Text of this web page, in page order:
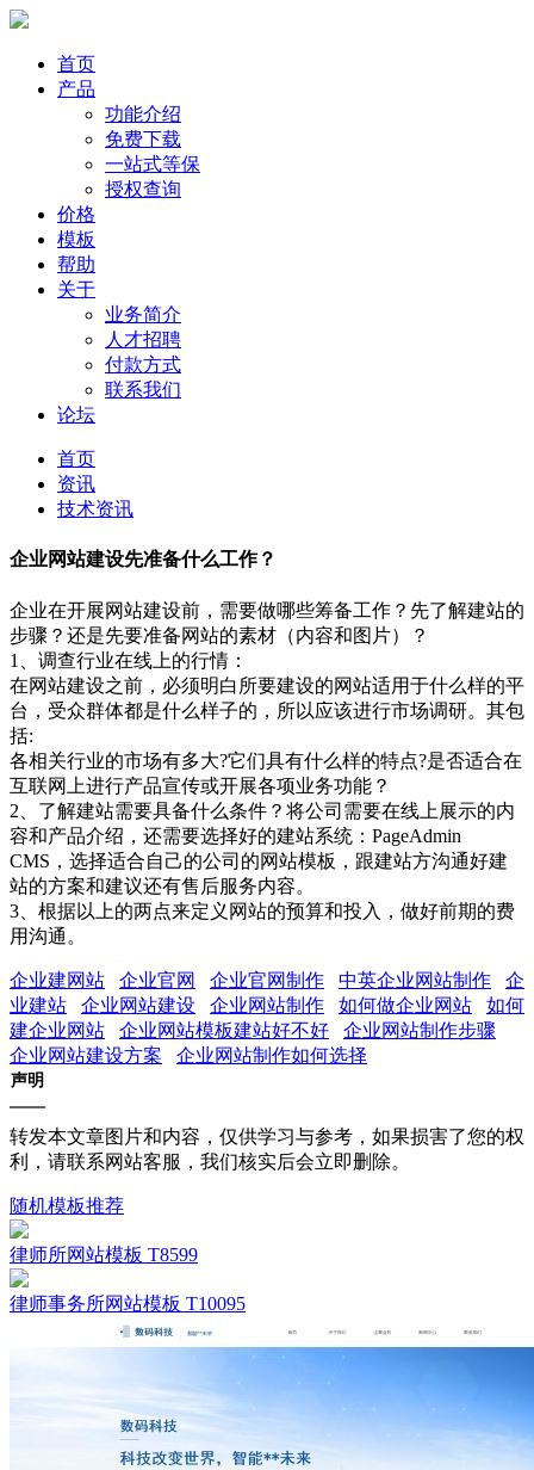
首页
产品
功能介绍
免费下载
一站式等保
授权查询
价格
模板
帮助
关于
业务简介
人才招聘
付款方式
联系我们
论坛
首页
资讯
技术资讯
企业网站建设先准备什么工作？
企业在开展网站建设前，需要做哪些筹备工作？先了解建站的
步骤？还是先要准备网站的素材（内容和图片）？
1、调查行业在线上的行情：
在网站建设之前，必须明白所要建设的网站适用于什么样的平
台，受众群体都是什么样子的，所以应该进行市场调研。其包
括:
各相关行业的市场有多大?它们具有什么样的特点?是否适合在
互联网上进行产品宣传或开展各项业务功能？
2、了解建站需要具备什么条件？将公司需要在线上展示的内
容和产品介绍，还需要选择好的建站系统：PageAdmin
CMS，选择适合自己的公司的网站模板，跟建站方沟通好建
站的方案和建议还有售后服务内容。
3、根据以上的两点来定义网站的预算和投入，做好前期的费
用沟通。
企业建网站 企业官网 企业官网制作 中英企业网站制作
企
业建站
企业网站建设 企业网站制作 如何做企业网站
如何
建企业网站
企业网站模板建站好不好
企业网站制作步骤
企业网站建设方案
企业网站制作如何选择
声明
转发本文章图片和内容，仅供学习与参考，如果损害了您的权
利，请联系网站客服，我们核实后会立即删除。
随机模板推荐
律师所网站模板 T8599
律师事务所网站模板 T10095